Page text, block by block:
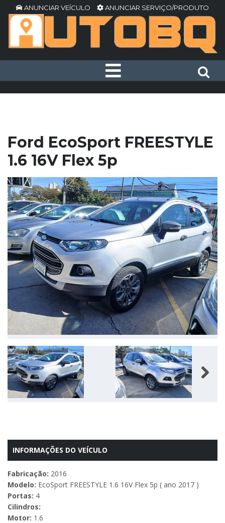
ANUNCIAR VEÍCULO ANUNCIAR SERVIÇO/PRODUTO
Ford EcoSport FREESTYLE
1.6 16V Flex 5p
Next
INFORMAÇÕES DO VEÍCULO
Fabricação: 2016
Modelo: EcoSport FREESTYLE 1.6 16V Flex 5p ( ano 2017 )
Portas: 4
Cilindros:
Motor: 1.6